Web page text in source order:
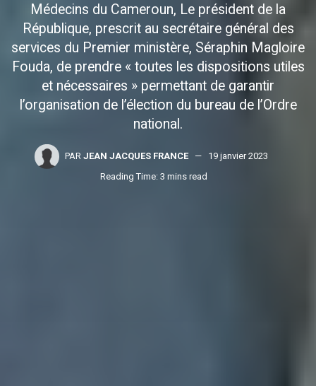
Médecins du Cameroun, Le président de la
République, prescrit au secrétaire général des
services du Premier ministère, Séraphin Magloire
Fouda, de prendre « toutes les dispositions utiles
et nécessaires » permettant de garantir
l’organisation de l’élection du bureau de l’Ordre
national.
PAR JEAN JACQUES FRANCE
19 janvier 2023
Reading Time: 3 mins read